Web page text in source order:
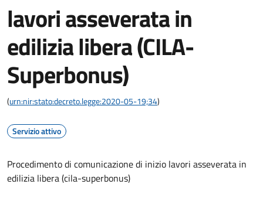
lavori asseverata in
edilizia libera (CILA-
Superbonus)
(urn:nir:stato:decreto.legge:2020-05-19;34)
Servizio attivo
Procedimento di comunicazione di inizio lavori asseverata in
edilizia libera (cila-superbonus)